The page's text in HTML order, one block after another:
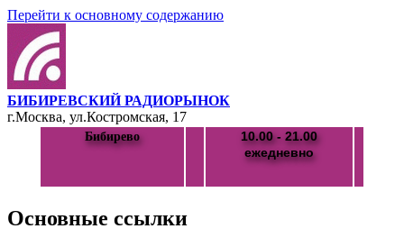
Перейти к основному содержанию
БИБИРЕВСКИЙ РАДИОРЫНОК
г.Москва, ул.Костромская, 17
Бибирево
10.00 - 21.00
ежедневно
Основные ссылки